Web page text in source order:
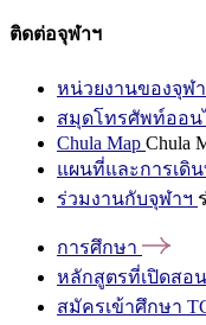
ติดต่อจุฬาฯ
หน่วยงานของจุฬ
สมุดโทรศัพท์ออน
Chula Map Chula
แผนที่และการเดิน
ร่วมงานกับจุฬาฯ
การศึกษา
หลักสูตรที่เปิดสอน
สมัครเข้าศึกษา